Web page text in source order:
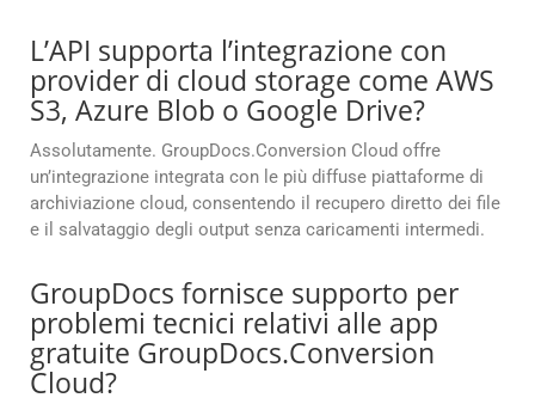
L’API supporta l’integrazione con
provider di cloud storage come AWS
S3, Azure Blob o Google Drive?
Assolutamente. GroupDocs.Conversion Cloud offre
un’integrazione integrata con le più diffuse piattaforme di
archiviazione cloud, consentendo il recupero diretto dei file
e il salvataggio degli output senza caricamenti intermedi.
GroupDocs fornisce supporto per
problemi tecnici relativi alle app
gratuite GroupDocs.Conversion
Cloud?